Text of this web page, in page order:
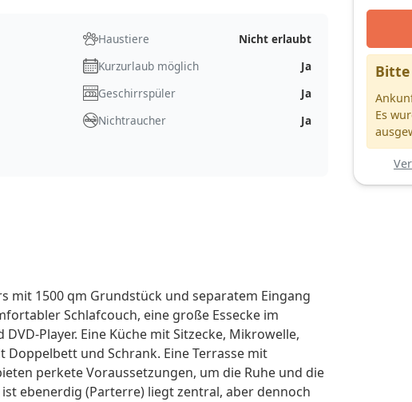
Haustiere
Nicht erlaubt
Kurzurlaub möglich
Ja
Geschirrspüler
Ja
Nichtraucher
Ja
mit 1500 qm Grundstück und separatem Eingang
Schlafcouch, eine große Essecke im
Player. Eine Küche mit Sitzecke, Mikrowelle,
und Schrank. Eine Terrasse mit
perkete Voraussetzungen, um die Ruhe und die
ebenerdig (Parterre) liegt zentral, aber dennoch
Es